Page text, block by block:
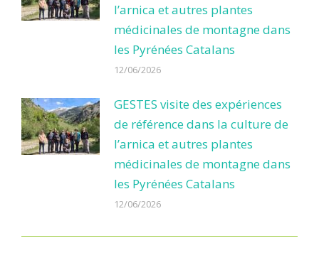
l’arnica et autres plantes
médicinales de montagne dans
les Pyrénées Catalans
12/06/2026
GESTES visite des expériences
de référence dans la culture de
l’arnica et autres plantes
médicinales de montagne dans
les Pyrénées Catalans
12/06/2026